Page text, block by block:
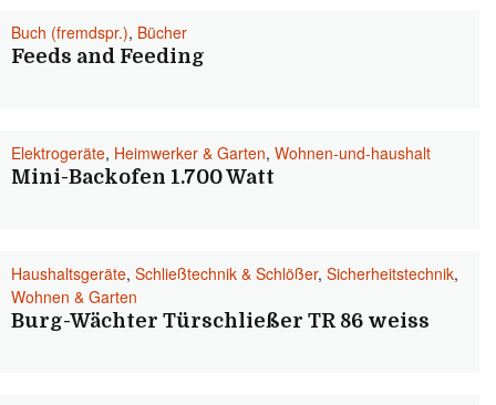
Buch (fremdspr.), Bücher
Feeds and Feeding
Elektrogeräte, Heimwerker & Garten, Wohnen-und-haushalt
Mini-Backofen 1.700 Watt
Haushaltsgeräte, Schließtechnik & Schlößer, Sicherheitstechnik,
Wohnen & Garten
Burg-Wächter Türschließer TR 86 weiss